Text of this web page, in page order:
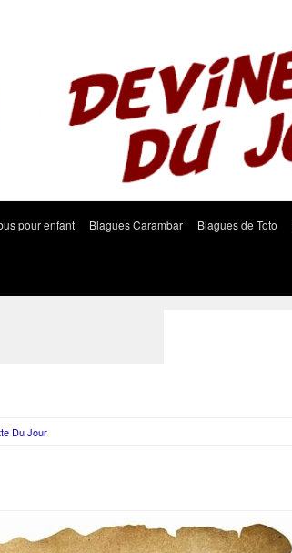
pour enfant Blagues Carambar Blagues de Toto
Du Jour